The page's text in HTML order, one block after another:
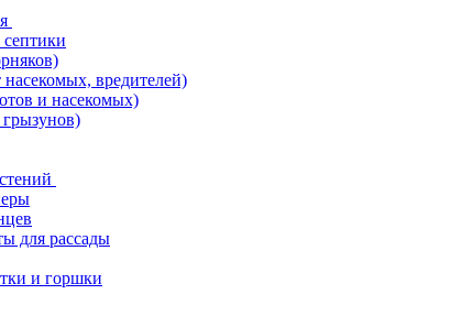
вредителей)
и насекомых)
для рассады
и горшки